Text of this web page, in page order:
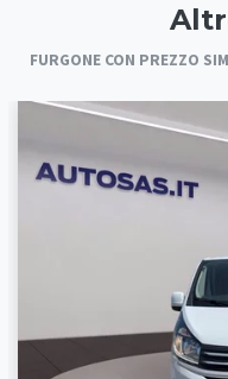
FURGONE CON PREZZO